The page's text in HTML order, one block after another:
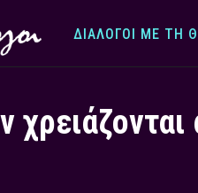
ΔΙΆΛΟΓΟΙ ΜΕ ΤΗ